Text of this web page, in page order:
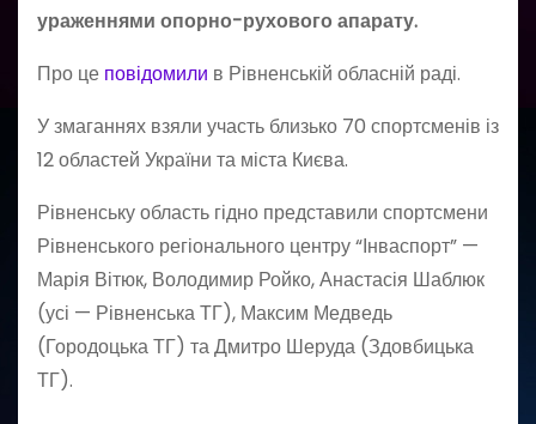
ураженнями опорно-рухового апарату.
Про це повідомили в Рівненській обласній раді.
У змаганнях взяли участь близько 70 спортсменів із
12 областей України та міста Києва.
Рівненську область гідно представили спортсмени
Рівненського регіонального центру “Інваспорт” —
Марія Вітюк, Володимир Ройко, Анастасія Шаблюк
(усі — Рівненська ТГ), Максим Медведь
(Городоцька ТГ) та Дмитро Шеруда (Здовбицька
ТГ).